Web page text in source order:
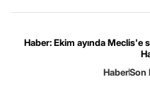
Haber: Ekim ayında Meclis'e
HaberSon